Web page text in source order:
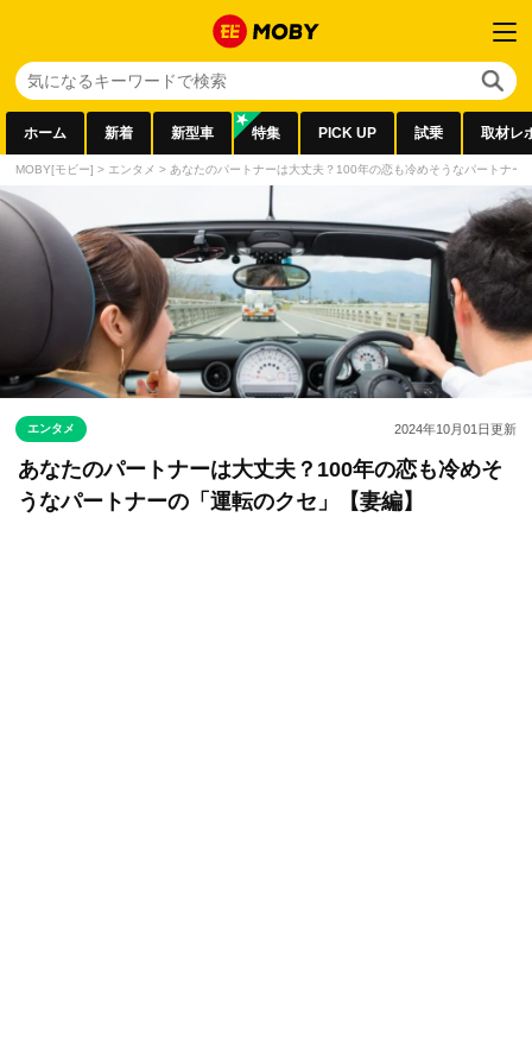
ホーム 新着 新型車 特集 PICK UP 試乗 取材レ
MOBY[モビー] > エンタメ > あなたのパートナーは大丈夫？100年の恋も冷めそうなパートナー
エンタメ 2024年10月01日更新
あなたのパートナーは大丈夫？100年の恋も冷めそ
うなパートナーの「運転のクセ」【妻編】